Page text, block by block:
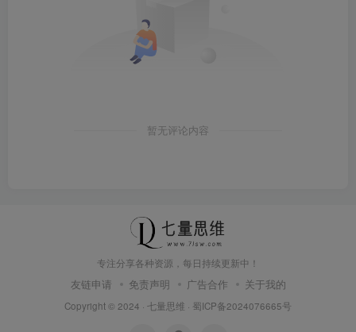
暂无评论内容
专注分享各种资源，每日持续更新中！
友链申请 免责声明 广告合作 关于我的
Copyright © 2024 · 七量思维 · 蜀ICP备2024076665号